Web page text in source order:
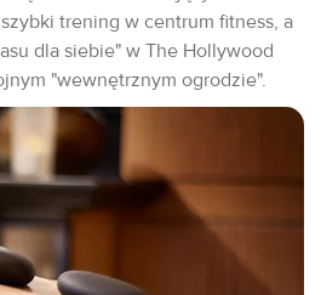
trening w centrum fitness, a
dla siebie" w The Hollywood
"wewnętrznym ogrodzie".